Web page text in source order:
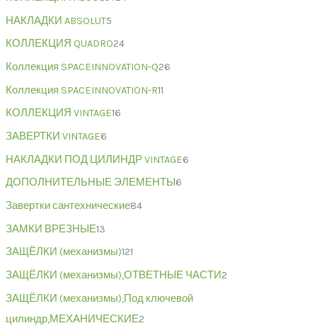
НАКЛАДКИ ABSOLUT5
КОЛЛЕКЦИЯ QUADRO24
Коллекция SPACEINNOVATION-Q26
Коллекция SPACEINNOVATION-R11
КОЛЛЕКЦИЯ VINTAGE16
ЗАВЕРТКИ VINTAGE6
НАКЛАДКИ ПОД ЦИЛИНДР VINTAGE6
ДОПОЛНИТЕЛЬНЫЕ ЭЛЕМЕНТЫ 6
Завертки сантехнические84
ЗАМКИ ВРЕЗНЫЕ13
ЗАЩЁЛКИ (механизмы)121
ЗАЩЁЛКИ (механизмы),ОТВЕТНЫЕ ЧАСТИ2
ЗАЩЁЛКИ (механизмы),Под ключевой
цилиндр,МЕХАНИЧЕСКИЕ2